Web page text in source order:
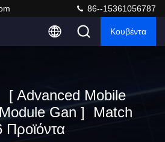
86--15361056787
Κουβέντα
Advanced Mobile
Gan ] Match
Προϊόντα